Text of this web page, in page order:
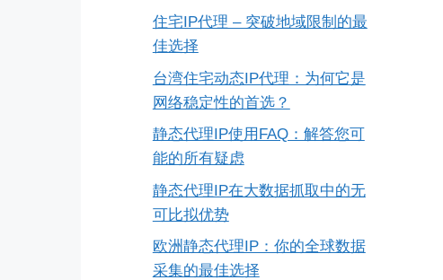
住宅IP代理 – 突破地域限制的最
佳选择
台湾住宅动态IP代理：为何它是
网络稳定性的首选？
静态代理IP使用FAQ：解答您可
能的所有疑虑
静态代理IP在大数据抓取中的无
可比拟优势
欧洲静态代理IP：你的全球数据
采集的最佳选择